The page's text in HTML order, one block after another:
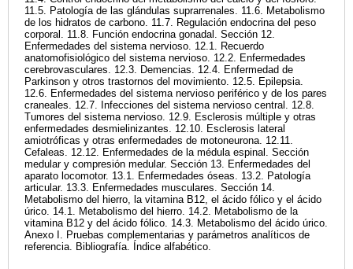
11.5. Patología de las glándulas suprarrenales. 11.6. Metabolismo
de los hidratos de carbono. 11.7. Regulación endocrina del peso
corporal. 11.8. Función endocrina gonadal. Sección 12.
Enfermedades del sistema nervioso. 12.1. Recuerdo
anatomofisiológico del sistema nervioso. 12.2. Enfermedades
cerebrovasculares. 12.3. Demencias. 12.4. Enfermedad de
Parkinson y otros trastornos del movimiento. 12.5. Epilepsia.
12.6. Enfermedades del sistema nervioso periférico y de los pares
craneales. 12.7. Infecciones del sistema nervioso central. 12.8.
Tumores del sistema nervioso. 12.9. Esclerosis múltiple y otras
enfermedades desmielinizantes. 12.10. Esclerosis lateral
amiotróficas y otras enfermedades de motoneurona. 12.11.
Cefaleas. 12.12. Enfermedades de la médula espinal. Sección
medular y compresión medular. Sección 13. Enfermedades del
aparato locomotor. 13.1. Enfermedades óseas. 13.2. Patología
articular. 13.3. Enfermedades musculares. Sección 14.
Metabolismo del hierro, la vitamina B12, el ácido fólico y el ácido
úrico. 14.1. Metabolismo del hierro. 14.2. Metabolismo de la
vitamina B12 y del ácido fólico. 14.3. Metabolismo del ácido úrico.
Anexo I. Pruebas complementarias y parámetros analíticos de
referencia. Bibliografía. Índice alfabético.